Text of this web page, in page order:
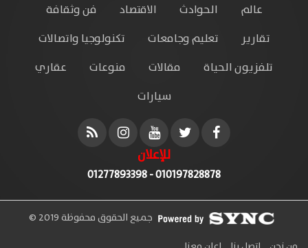
عالم
الحوادث الاقتصاد
فن وثقافة
تقارير
تعليم وجامعات
تكنولوجيا واتصالات
تلفزيون الحياة
مقالات منوعات
عقاري
سيارات
للإعلان
010197828878 - 01277893398
جميع الحقوق محفوظة 2019 ©